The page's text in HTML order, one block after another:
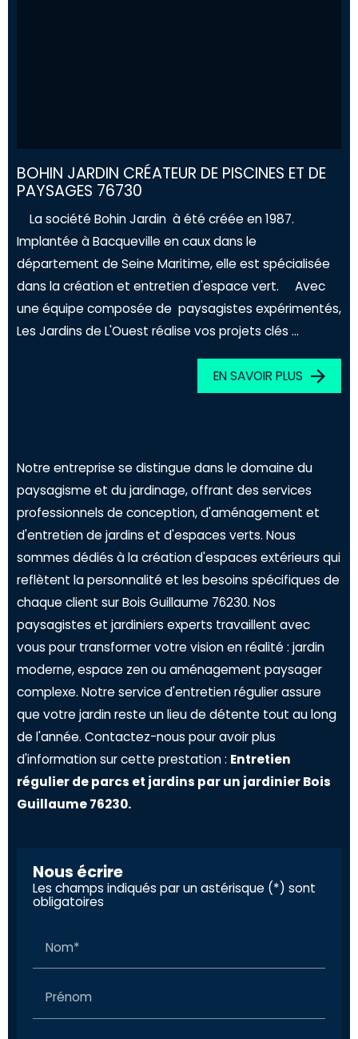
BOHIN JARDIN CRÉATEUR DE PISCINES ET DE
PAYSAGES 76730
La société Bohin Jardin à été créée en 1987.
Implantée à Bacqueville en caux dans le
département de Seine Maritime, elle est spécialisée
dans la création et entretien d'espace vert. Avec
une équipe composée de paysagistes expérimentés,
Les Jardins de L'Ouest réalise vos projets clés ...
EN SAVOIR PLUS
Notre entreprise se distingue dans le domaine du
paysagisme et du jardinage, offrant des services
professionnels de conception, d'aménagement et
d'entretien de jardins et d'espaces verts. Nous
sommes dédiés à la création d'espaces extérieurs qui
reflètent la personnalité et les besoins spécifiques de
chaque client sur Bois Guillaume 76230. Nos
paysagistes et jardiniers experts travaillent avec
vous pour transformer votre vision en réalité : jardin
moderne, espace zen ou aménagement paysager
complexe. Notre service d'entretien régulier assure
que votre jardin reste un lieu de détente tout au long
de l'année. Contactez-nous pour avoir plus
d'information sur cette prestation : Entretien
régulier de parcs et jardins par un jardinier Bois
Guillaume 76230.
Nous écrire
Les champs indiqués par un astérisque (*) sont
obligatoires
Nom*
Prénom